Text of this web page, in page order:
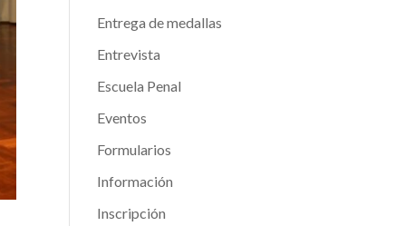
Entrega de medallas
Entrevista
Escuela Penal
Eventos
Formularios
Información
Inscripción